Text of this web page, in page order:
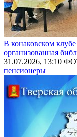
В конаковском
организованная
31.07.2026, 13:10
пенсионеры